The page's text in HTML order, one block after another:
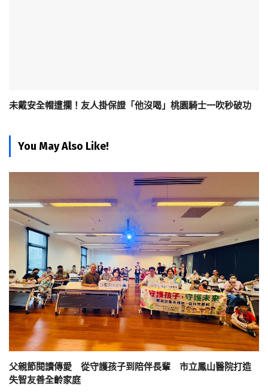
未戴安全帽遭攔！友人掛保證「他沒喝」桃園騎士一吹秒破功
You May Also Like!
父親節閱讀傳愛 從守護孩子到陪伴長輩 市立鳳山醫院打造
失智友善全齡家庭